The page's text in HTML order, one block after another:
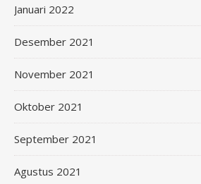
Januari 2022
Desember 2021
November 2021
Oktober 2021
September 2021
Agustus 2021